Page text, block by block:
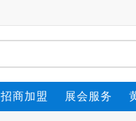
招商加盟 展会服务